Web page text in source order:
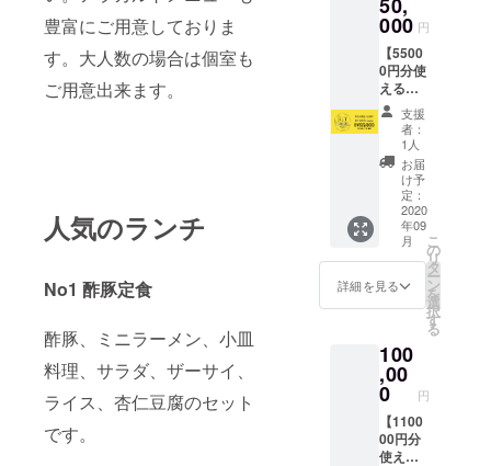
豊富にご用意しておりま
す。大人数の場合は個室も
ご用意出来ます。
人気のランチ
No1 酢豚定食
酢豚、ミニラーメン、小皿
料理、サラダ、ザーサイ、
ライス、杏仁豆腐のセット
です。
報とし
て使用
させて
頂きま
す。
気をつ
けくだ
さい。
※「お届
け先情
報」が
必須に
なって
おりま
すが、
カード
の配送
はいた
しませ
ん。受
時のご
本人確
報とし
て使用
させて
頂きま
す。
された
店舗に
け取り
くださ
い。 ※
有効期
限は
2021年
2月末日
までと
なりま
す。 ※
有効期
限を過
ぎます
と、残
のでお
気をつ
けくだ
※「お届
け先情
報」が
カード
受け渡
し時
に、店
舗ス
タッフ
より心
からの
お礼の
メッ
セージ
をお伝
えしま
す。 ※
カード
は2020
された
店舗に
てお受
け取り
くださ
い。 ※
有効期
50,
000 円
【5500
0円分使
えるの
BUY
LOCAL
nagoya
カー
ド】 ・
店舗で
使える
55000
円分の
食券
カード
をお渡
す。 ・
カード
受け渡
し時
に、店
舗ス
タッフ
支援
者：
1人
お届
け予
定：
2020
年09
月
詳細を見る
こ
の
リ
タ
ー
ン
を
選
択
す
る
100
,00
0 円
【1100
00円分
使える